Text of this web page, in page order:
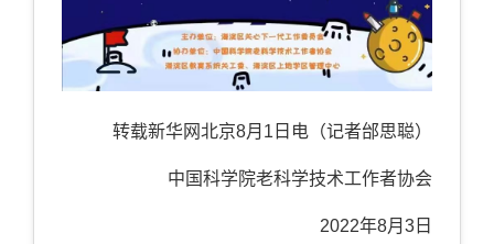
转载新华网北京8月1日电（记者邰思聪）
中国科学院老科学技术工作者协会
2022年8月3日